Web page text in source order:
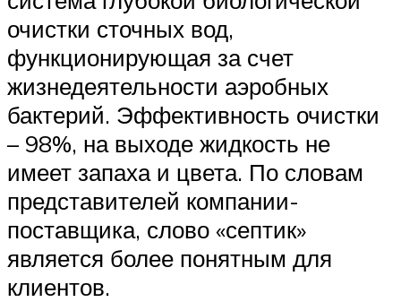
очистки сточных вод,
функционирующая за счет
жизнедеятельности аэробных
бактерий. Эффективность очистки
– 98%, на выходе жидкость не
имеет запаха и цвета. По словам
представителей компании-
поставщика, слово «септик»
является более понятным для
клиентов.